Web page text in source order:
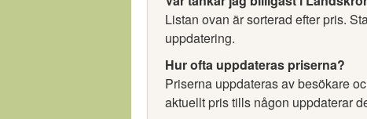
Listan ovan är sorterad efter pris.
uppdatering.
Hur ofta uppdateras priserna?
Priserna uppdateras av besökare
aktuellt pris tills någon uppdaterar